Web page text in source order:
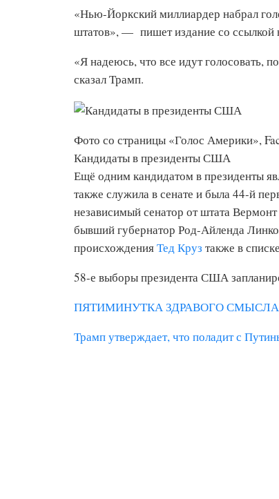
«Нью-Йоркский миллиардер набрал
штатов», — пишет издание со ссылкой
«Я надеюсь, что все идут голосовать,
сказал Трамп.
Фото со страницы «Голос Америки»,
Кандидаты в президенты США
Ещё одним кандидатом в президенты
также служила в сенате и была 44-й
независимый сенатор от штата
бывший губернатор Род-Айленда
происхожденияТед Круз также в
58-е выборы президента США
ПЯТИМИНУТКА ЗДРАВОГО
Трамп утверждает, что поладит с